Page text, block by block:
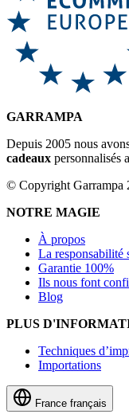
GARRAMPA
Depuis 2005 nous
cadeaux personnalisés
© Copyright Garrampa
NOTRE MAGIE
À propos
La responsabilité
Garantie 100%
Ils nous font
Blog
PLUS
Techniques
Importations
France français